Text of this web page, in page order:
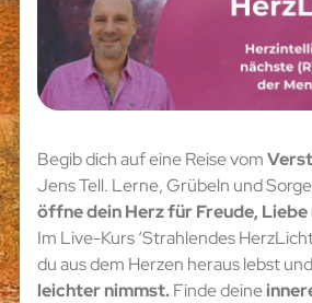
Begib dich auf eine Reise vom
Jens Tell. Lerne, Grübeln und
öffne dein Herz für Freude,
Im Live-Kurs ‘Strahlendes
du aus dem Herzen heraus lebst
leichter nimmst.Finde deine